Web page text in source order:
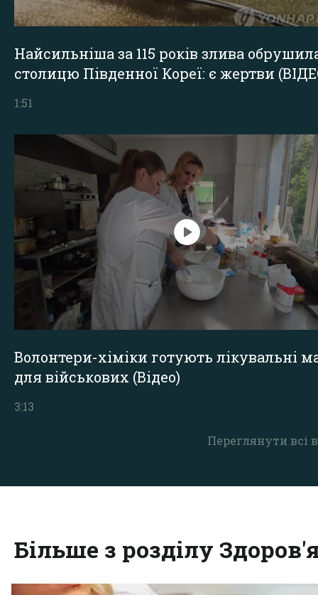
Переглянути всі
Найсильніша за 115 років злива
столицю Південної Кореї: є жертви
1:51
Волонтери-хіміки готують лікувальні
для військових (Відео)
3:13
Більше з розділу